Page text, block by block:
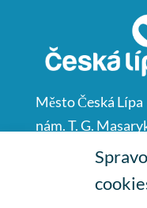
Město Česká Lípa
nám. T. G.
Česká Lípa